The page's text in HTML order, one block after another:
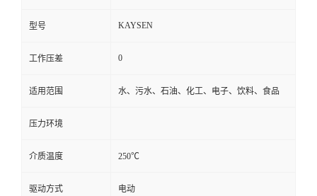
型号 KAYSEN
工作压差 0
适用范围 水、污水、石油、化工、电子、饮料、食品
压力环境
介质温度 250℃
驱动方式 电动